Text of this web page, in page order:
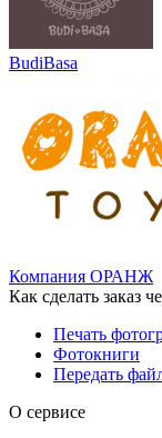
BudiBasa
Компания ОРАНЖ
Как сделать заказ
Печать
Фотокниги
Передать
О сервисе